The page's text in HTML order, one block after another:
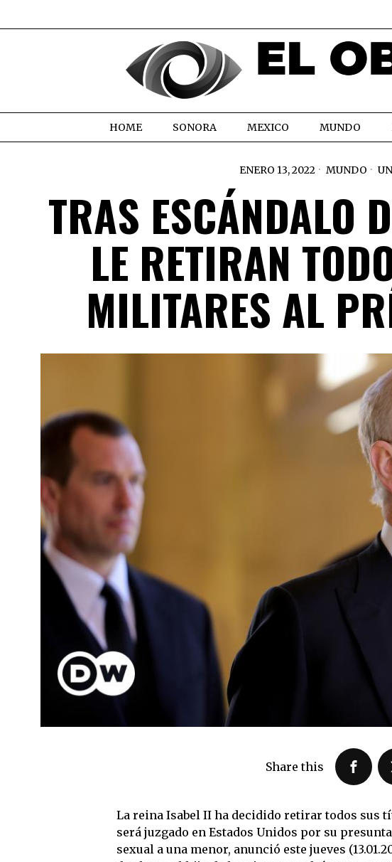
HOME SONORA MEXICO MUNDO
ENERO 13, 2022 MUNDO
TRAS ESCÁNDALO
LE RETIRAN
MILITARES AL
Share this
La reina Isabel II ha decidido retirar todos sus
será juzgado en Estados Unidos por su
sexual a una menor, anunció este jueves